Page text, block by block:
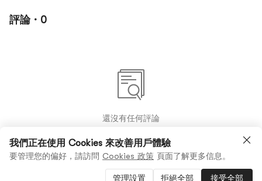
評論 · 0
還沒有任何評論
我們正在使用 Cookies 來改善用戶體驗
要管理您的偏好，請訪問 Cookies 政策 頁面了解更多信息。
管理設置 拒絕全部 接受全部